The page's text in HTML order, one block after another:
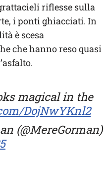
riflesse sulla
i ponti ghiacciati. In
è scesa
che hanno reso quasi
magical in the
DojNwYKnl2
(@MereGorman)